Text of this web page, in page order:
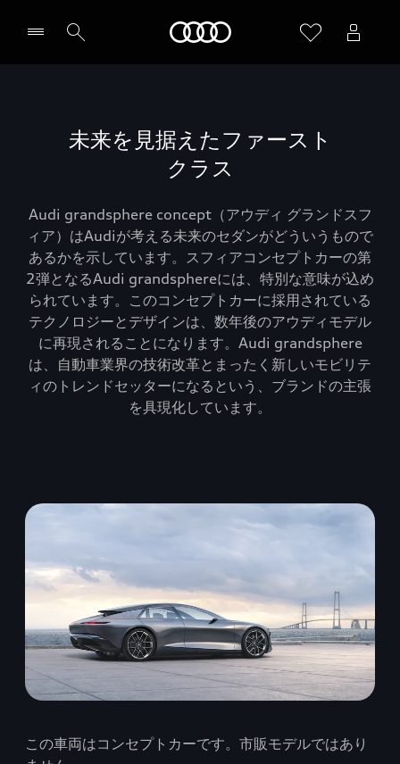
未来を見据えたファースト
クラス
Audi grandsphere concept（アウディ グランドスフ
ィア）はAudiが考える未来のセダンがどういうもので
あるかを示しています。スフィアコンセプトカーの第
2弾となるAudi grandsphereには、特別な意味が込め
られています。このコンセプトカーに採用されている
テクノロジーとデザインは、数年後のアウディモデル
に再現されることになります。Audi grandsphere
は、自動車業界の技術改革とまったく新しいモビリテ
ィのトレンドセッターになるという、ブランドの主張
を具現化しています。
この車両はコンセプトカーです。市販モデルではあり